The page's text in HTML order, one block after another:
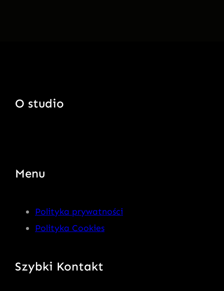
O studio
Menu
Polityka prywatności
Polityka Cookies
Szybki Kontakt